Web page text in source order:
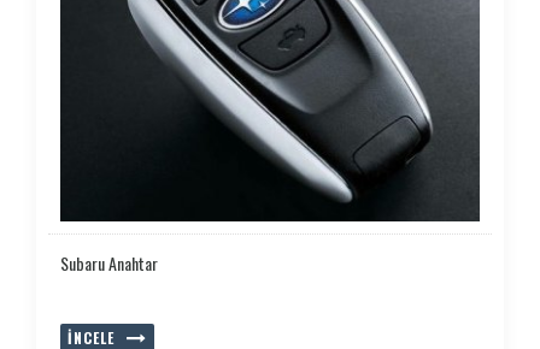
Subaru Anahtar
İNCELE